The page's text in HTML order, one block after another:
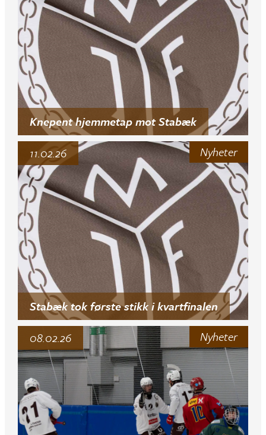
Knepent hjemmetap mot Stabæk
Nyheter
Stabæk tok første stikk i kvartfinalen
11.02.26
Nyheter
08.02.26